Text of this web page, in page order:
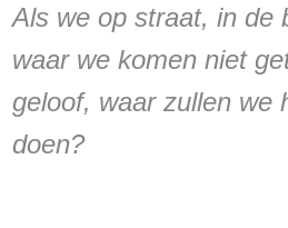
Als we op straat, in de
waar we komen niet
geloof, waar zullen we
doen?